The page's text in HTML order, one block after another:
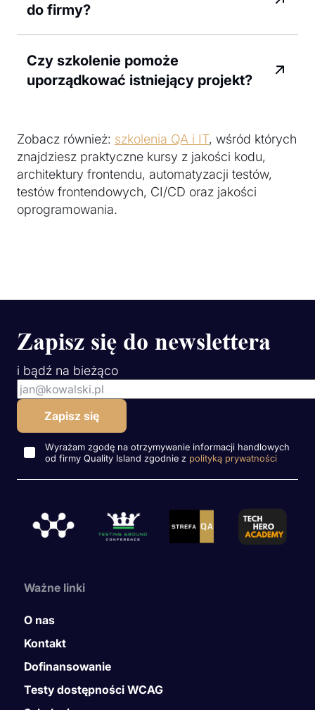
do firmy?
Czy szkolenie pomoże
uporządkować istniejący projekt?
Zobacz również: szkolenia QA i IT, wśród których
znajdziesz praktyczne kursy z jakości kodu,
architektury frontendu, automatyzacji testów,
testów frontendowych, CI/CD oraz jakości
oprogramowania.
Zapisz się do newslettera
i bądź na bieżąco
Wyrażam zgodę na otrzymywanie informacji handlowych
od firmy Quality Island zgodnie z polityką prywatności
Ważne linki
O nas
Kontakt
Dofinansowanie
Testy dostępności WCAG